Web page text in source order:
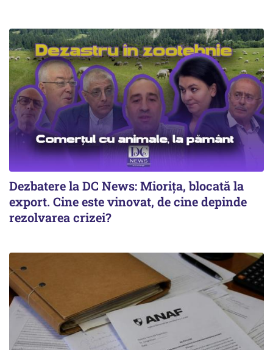
Dezbatere la DC News: Miorița, blocată la
export. Cine este vinovat, de cine depinde
rezolvarea crizei?